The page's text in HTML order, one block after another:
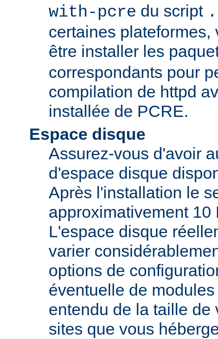
with-pcre du script
certaines plateformes,
être installer les
correspondants pour
compilation de httpd
installée de PCRE.
Espace disque
Assurez-vous d'avoir
d'espace disque
Après l'installation le
approximativement
L'espace disque
varier
options de
éventuelle de
entendu de la taille de
sites que vous